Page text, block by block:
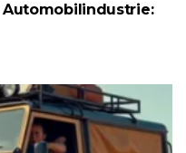
Automobilindustrie: